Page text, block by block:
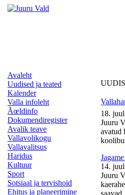
Avaleht
Uudised ja teated
Kalender
Valla infoleht
Ãœldinfo
Dokumendiregister
Avalik teave
Vallavolikogu
Vallavalitsus
Haridus
Kultuur
Sport
Sotsiaal ja tervishoid
Ehitus ja planeerimine
18.
Juuru
avatud
14.
Juuru
saavad